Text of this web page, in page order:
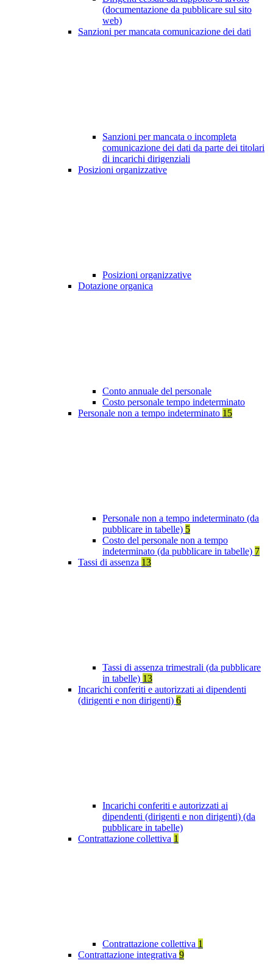
(documentazione da pubblicare sul sito
web)
Sanzioni per mancata comunicazione dei dati
Sanzioni per mancata o incompleta
comunicazione dei dati da parte dei titolari
di incarichi dirigenziali
Posizioni organizzative
Posizioni organizzative
Dotazione organica
Conto annuale del personale
Costo personale tempo indeterminato
Personale non a tempo indeterminato 15
Personale non a tempo indeterminato (da
pubblicare in tabelle) 5
Costo del personale non a tempo
indeterminato (da pubblicare in tabelle) 7
Tassi di assenza 13
Tassi di assenza trimestrali (da pubblicare
in tabelle) 13
Incarichi conferiti e autorizzati ai dipendenti
(dirigenti e non dirigenti) 6
Incarichi conferiti e autorizzati ai
dipendenti (dirigenti e non dirigenti) (da
pubblicare in tabelle)
Contrattazione collettiva 1
Contrattazione collettiva 1
Contrattazione integrativa 9